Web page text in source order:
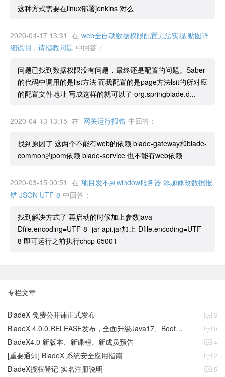
这种方式需要在linux部署jenkins 对么
2020-04-17 13:31 在 web全自动数据权限配置无法实现,贴图详
细说明，请指教问题 中回答：
问题已找到数据权限没有问题，最终还是配置的问题。Saber
的代码中调用的是list方法 而我配置的是page方法lsit的所对应
的配置文件地址 写成这样的就可以了 org.springblade.d...
2020-04-13 13:15 在 网关运行报错 中回答：
找到原因了 这两个不能有web的依赖 blade-gateway和blade-
common的pom依赖 blade-service 也不能有web依赖
2020-03-15 00:51 在 项目发不到window服务器 添加修改数据报
错 JSON UTF-8 中回答：
找到解决方式了 再启动的时候加上参数java -
Dfile.encoding=UTF-8 -jar api.jar加上-Dfile.encoding=UTF-
8 即可运行之前执行chcp 65001
专栏文章
BladeX 免费公开课正式发布 3
BladeX 4.0.0.RELEASE发布，全面升级Java17、Boot3、Cloud2023 0
BladeX4.0 新版本、新课程、新成员预告 4
[重要通知] BladeX 系统安全应用指南 2
BladeX授权登记-实名注册说明 5